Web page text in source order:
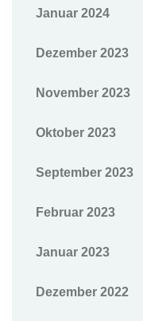
Januar 2024
Dezember 2023
November 2023
Oktober 2023
September 2023
Februar 2023
Januar 2023
Dezember 2022